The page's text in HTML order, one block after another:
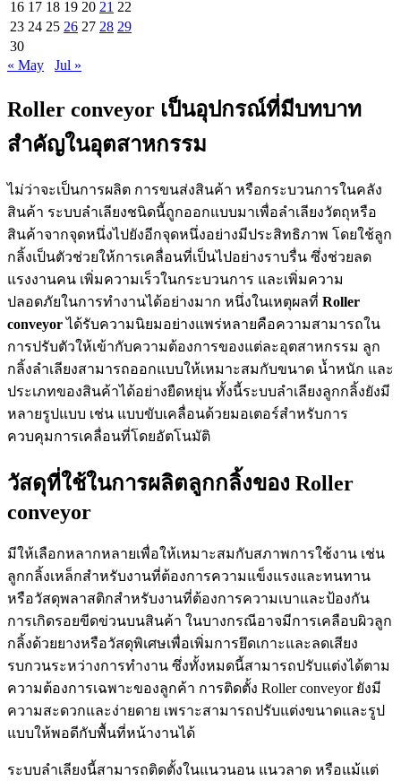
16 17 18 19 20 21 22
23 24 25 26 27 28 29
30
« May
Jul »
Roller conveyor เป็นอุปกรณ์ที่มีบทบาท
สำคัญในอุตสาหกรรม
ไม่ว่าจะเป็นการผลิต การขนส่งสินค้า หรือกระบวนการในคลัง
สินค้า ระบบลำเลียงชนิดนี้ถูกออกแบบมาเพื่อลำเลียงวัตถุหรือ
สินค้าจากจุดหนึ่งไปยังอีกจุดหนึ่งอย่างมีประสิทธิภาพ โดยใช้ลูก
กลิ้งเป็นตัวช่วยให้การเคลื่อนที่เป็นไปอย่างราบรื่น ซึ่งช่วยลด
แรงงานคน เพิ่มความเร็วในกระบวนการ และเพิ่มความ
ปลอดภัยในการทำงานได้อย่างมาก หนึ่งในเหตุผลที่ Roller
conveyorได้รับความนิยมอย่างแพร่หลายคือความสามารถใน
การปรับตัวให้เข้ากับความต้องการของแต่ละอุตสาหกรรม ลูก
กลิ้งลำเลียงสามารถออกแบบให้เหมาะสมกับขนาด น้ำหนัก และ
ประเภทของสินค้าได้อย่างยืดหยุ่น ทั้งนี้ระบบลำเลียงลูกกลิ้งยังมี
หลายรูปแบบ เช่น แบบขับเคลื่อนด้วยมอเตอร์สำหรับการ
ควบคุมการเคลื่อนที่โดยอัตโนมัติ
วัสดุที่ใช้ในการผลิตลูกกลิ้งของ Roller
conveyor
มีให้เลือกหลากหลายเพื่อให้เหมาะสมกับสภาพการใช้งาน เช่น
ลูกกลิ้งเหล็กสำหรับงานที่ต้องการความแข็งแรงและทนทาน
หรือวัสดุพลาสติกสำหรับงานที่ต้องการความเบาและป้องกัน
การเกิดรอยขีดข่วนบนสินค้า ในบางกรณีอาจมีการเคลือบผิวลูก
กลิ้งด้วยยางหรือวัสดุพิเศษเพื่อเพิ่มการยึดเกาะและลดเสียง
รบกวนระหว่างการทำงาน ซึ่งทั้งหมดนี้สามารถปรับแต่งได้ตาม
ความต้องการเฉพาะของลูกค้า การติดตั้ง Roller conveyor ยังมี
ความสะดวกและง่ายดาย เพราะสามารถปรับแต่งขนาดและรูป
แบบให้พอดีกับพื้นที่หน้างานได้
ระบบลำเลียงนี้สามารถติดตั้งในแนวนอน แนวลาด หรือแม้แต่